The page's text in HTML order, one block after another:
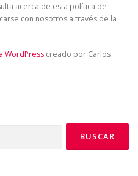
acerca de esta política de
con nosotros a través de la
WordPress creado por Carlos